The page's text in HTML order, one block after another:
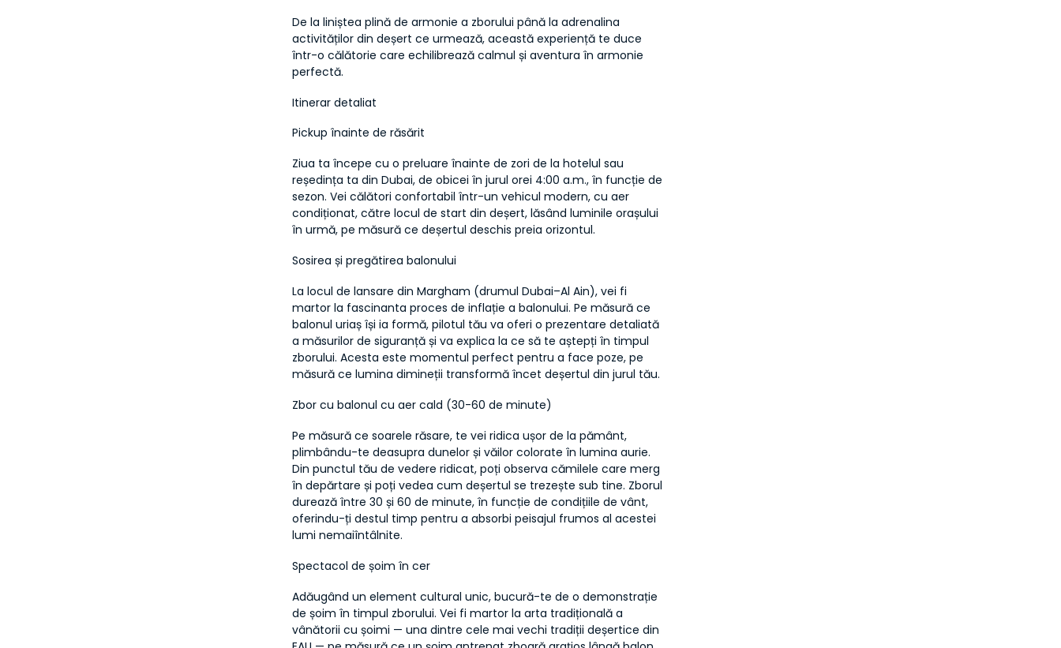
De la liniștea plină de armonie a zborului până la adrenalina
activităților din deșert ce urmează, această experiență te duce
într-o călătorie care echilibrează calmul și aventura în armonie
perfectă.
Itinerar detaliat
Pickup înainte de răsărit
Ziua ta începe cu o preluare înainte de zori de la hotelul sau
reședința ta din Dubai, de obicei în jurul orei 4:00 a.m., în funcție de
sezon. Vei călători confortabil într-un vehicul modern, cu aer
condiționat, către locul de start din deșert, lăsând luminile orașului
în urmă, pe măsură ce deșertul deschis preia orizontul.
Sosirea și pregătirea balonului
La locul de lansare din Margham (drumul Dubai–Al Ain), vei fi
martor la fascinanta proces de inflație a balonului. Pe măsură ce
balonul uriaș își ia formă, pilotul tău va oferi o prezentare detaliată
a măsurilor de siguranță și va explica la ce să te aștepți în timpul
zborului. Acesta este momentul perfect pentru a face poze, pe
măsură ce lumina dimineții transformă încet deșertul din jurul tău.
Zbor cu balonul cu aer cald (30-60 de minute)
Pe măsură ce soarele răsare, te vei ridica ușor de la pământ,
plimbându-te deasupra dunelor și văilor colorate în lumina aurie.
Din punctul tău de vedere ridicat, poți observa cămilele care merg
în depărtare și poți vedea cum deșertul se trezește sub tine. Zborul
durează între 30 și 60 de minute, în funcție de condițiile de vânt,
oferindu-ți destul timp pentru a absorbi peisajul frumos al acestei
lumi nemaiîntâlnite.
Spectacol de șoim în cer
Adăugând un element cultural unic, bucură-te de o demonstrație
de șoim în timpul zborului. Vei fi martor la arta tradițională a
vânătorii cu șoimi — una dintre cele mai vechi tradiții deșertice din